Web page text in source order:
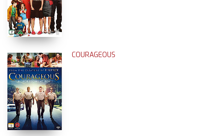
COURAGEOUS